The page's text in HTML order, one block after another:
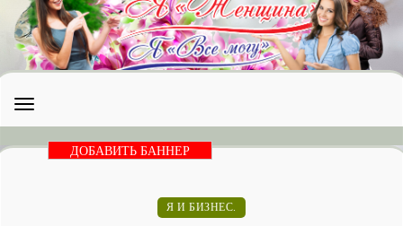
Открыть
меню
ДОБАВИТЬ БАННЕР
Я И БИЗНЕС.